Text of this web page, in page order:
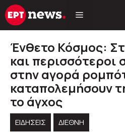
Μετάβαση
σε
Ένθετο Κόσμος:
και περισσότεροι
στην αγορά
καταπολεμήσουν
το άγχος
ΕΙΔΗΣΕΙΣ
ΔΙΕΘΝΗ